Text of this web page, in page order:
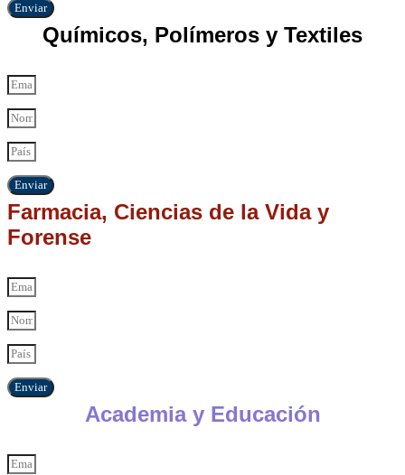
Enviar
Químicos, Polímeros y Textiles
Enviar
Farmacia, Ciencias de la Vida y
Forense
Enviar
Academia y Educación